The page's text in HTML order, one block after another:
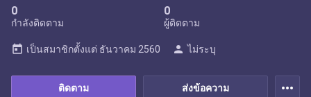
0
กำลังติดตาม
0
ผู้ติดตาม
ส่งข้อความ
ติดตาม
today เป็นสมาชิกตั้งแต่ ธันวาคม 2560 person ไม่ระบุ
more_horiz